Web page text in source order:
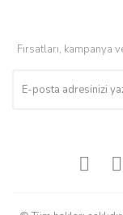
Fırsatları, kampanya